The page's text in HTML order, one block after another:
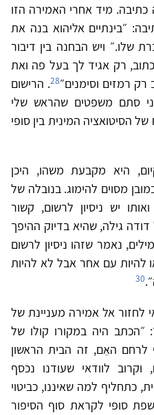
מיד אחרי האמירה הזו
״בינתיים אליהוא בנה את
שלו.״ ויש הבחנה בין דיבור
רק אגיד לך בעל פה ואת
רק רמזים וסימנים״28. הרישום
סתם משפטים שהראש שלי
הסיטואציה המינית בין סופי
היא מקבעת משהו, היכן
מסוים להימוג. בנובלה של
יש ניסיון לרשום, קשור
גילה, שהיא בדיוק ההיפך
נאמר שזהו ניסיון לרשום
להיות עם אחר אבל לא להיות
30
לחזור אל אמירה מעניינת של
״הכתב היה במקורו קולו של
לרחם האֵם, זה הבית הראשון
לוודאי שעודנו נכסף
כתחליף למה שאיננו, כביטוי
סופי לקראת סוף הסיפור